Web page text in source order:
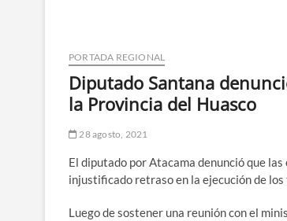
PORTADA REGIONAL
Diputado Santana
la Provincia del Huasco
28 agosto, 2021
El diputado por Atacama denunció que
injustificado retraso en la ejecución de
Luego de sostener una reunión con el